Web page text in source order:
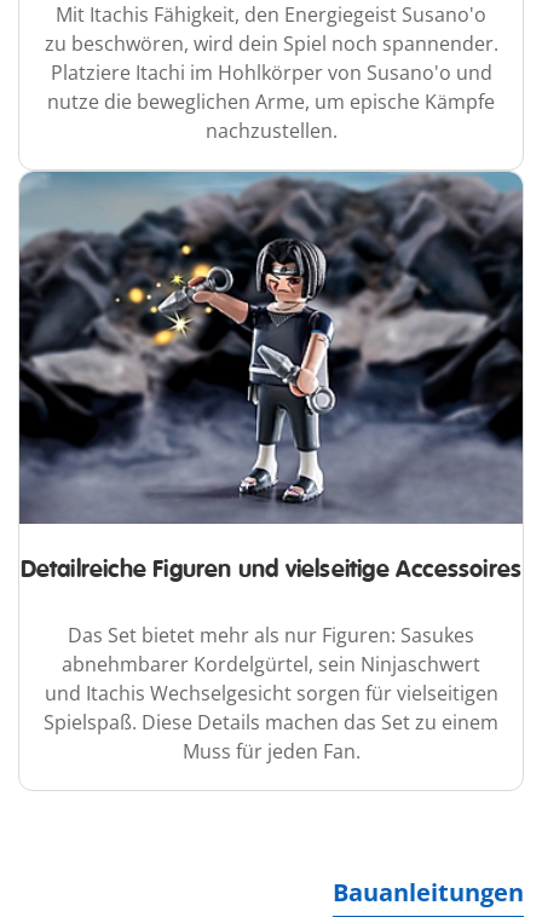
Mit Itachis Fähigkeit, den Energiegeist Susano'o
zu beschwören, wird dein Spiel noch spannender.
Platziere Itachi im Hohlkörper von Susano'o und
nutze die beweglichen Arme, um epische Kämpfe
nachzustellen.
Detailreiche Figuren und vielseitige Accessoires
Das Set bietet mehr als nur Figuren: Sasukes
abnehmbarer Kordelgürtel, sein Ninjaschwert
und Itachis Wechselgesicht sorgen für vielseitigen
Spielspaß. Diese Details machen das Set zu einem
Muss für jeden Fan.
Bauanleitungen